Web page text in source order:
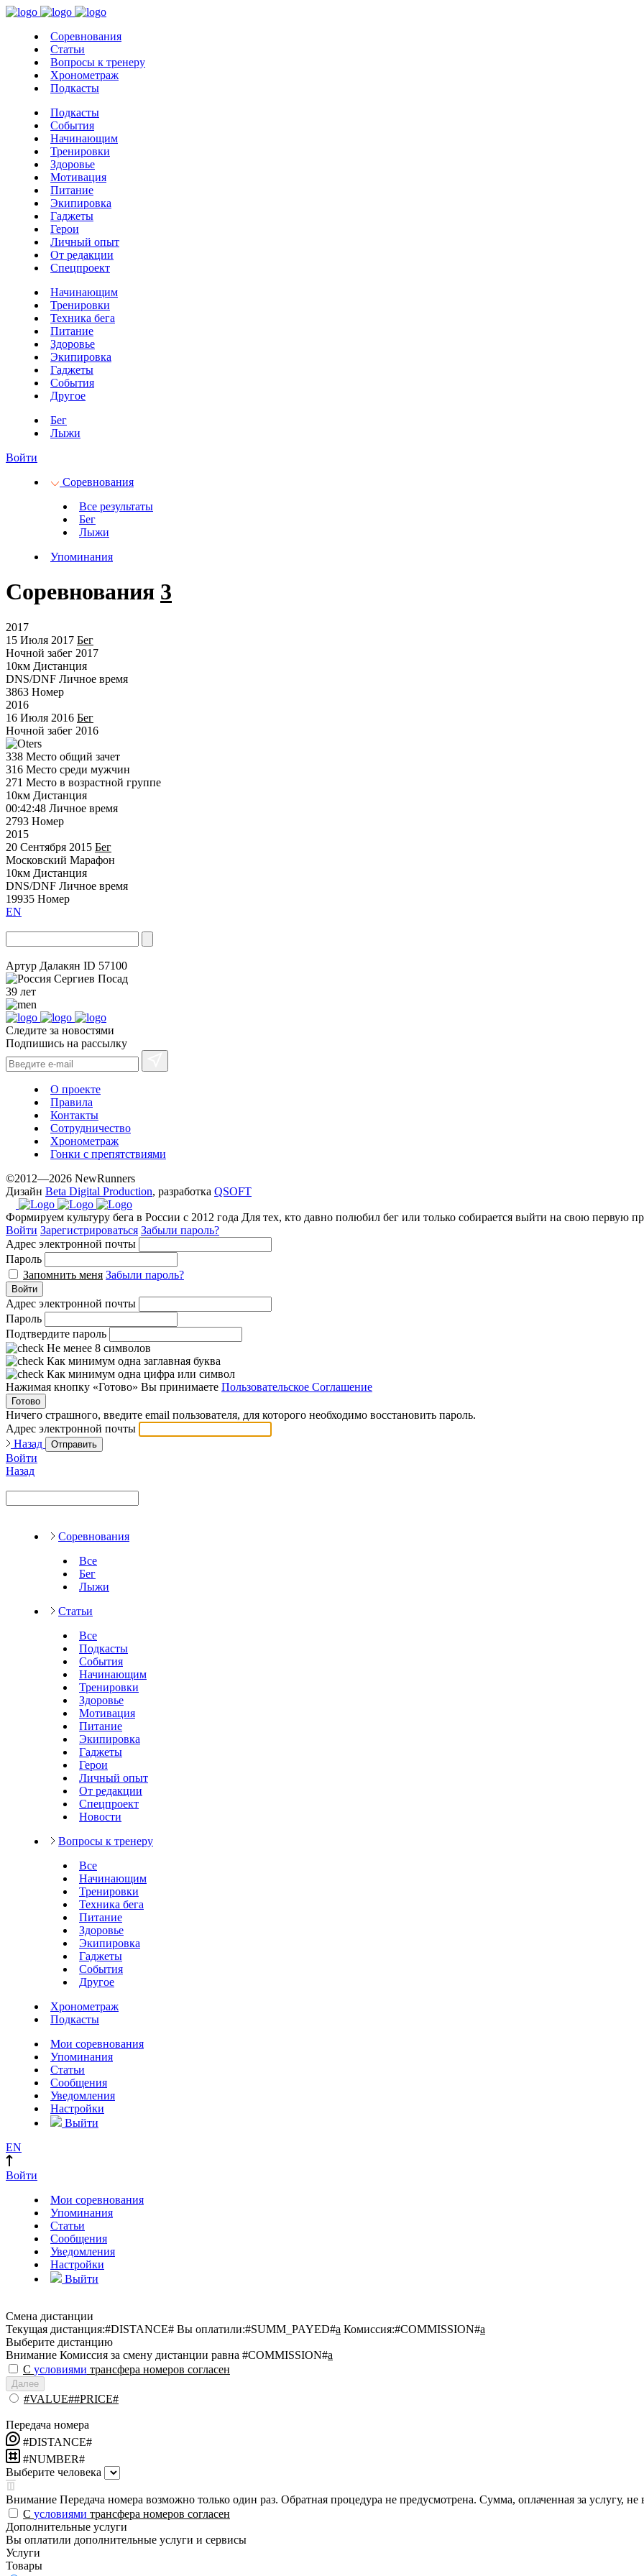
Соревнования
Статьи
Вопросы к тренеру
Хронометраж
Подкасты
Подкасты
События
Начинающим
Тренировки
Здоровье
Мотивация
Питание
Экипировка
Гаджеты
Герои
Личный опыт
От редакции
Спецпроект
Начинающим
Тренировки
Техника бега
Питание
Здоровье
Экипировка
Гаджеты
События
Другое
Бег
Лыжи
Войти
Соревнования
Все результаты
Бег
Лыжи
Упоминания
Соревнования 3
2017
15 Июля 2017 Бег
Ночной забег 2017
10км Дистанция
DNS/DNF Личное время
3863 Номер
2016
16 Июля 2016 Бег
Ночной забег 2016
338 Место общий зачет
316 Место среди мужчин
271 Место в возрастной группе
10км Дистанция
00:42:48 Личное время
2793 Номер
2015
20 Сентября 2015 Бег
Московский Марафон
10км Дистанция
DNS/DNF Личное время
19935 Номер
EN
Артур Далакян ID 57100
Сергиев Посад
39 лет
Следите за новостями
Подпишись на рассылку
О проекте
Правила
Контакты
Сотрудничество
Хронометраж
Гонки с препятствиями
©2012—2026 NewRunners
Дизайн Beta Digital Production, разработка QSOFT
Формируем культуру бега в России с 2012 года Для тех, кто давно полюбил бег или только собирается выйти на свою первую
Войти Зарегистрироваться Забыли пароль?
Адрес электронной почты
Пароль
Запомнить меня Забыли пароль?
Войти
Адрес электронной почты
Пароль
Подтвердите пароль
Не менее 8 символов
Как минимум одна заглавная буква
Как минимум одна цифра или символ
Нажимая кнопку «Готово» Вы принимаете Пользовательское Соглашение
Готово
Ничего страшного, введите email пользователя, для которого необходимо восстановить пароль.
Адрес электронной почты
Назад
Отправить
Войти
Назад
Соревнования
Все
Бег
Лыжи
Статьи
Все
Подкасты
События
Начинающим
Тренировки
Здоровье
Мотивация
Питание
Экипировка
Гаджеты
Герои
Личный опыт
От редакции
Спецпроект
Новости
Вопросы к тренеру
Все
Начинающим
Тренировки
Техника бега
Питание
Здоровье
Экипировка
Гаджеты
События
Другое
Хронометраж
Подкасты
Мои соревнования
Упоминания
Статьи
Сообщения
Уведомления
Настройки
Выйти
EN
Войти
Мои соревнования
Упоминания
Статьи
Сообщения
Уведомления
Настройки
Выйти
Смена дистанции
Текущая дистанция:#DISTANCE# Вы оплатили:#SUMM_PAYED#a Комиссия:#COMMISSION#a
Выберите дистанцию
Внимание Комиссия за смену дистанции равна #COMMISSION#a
С условиями трансфера номеров согласен
Далее
#VALUE##PRICE#
Передача номера
#DISTANCE#
#NUMBER#
Выберите человека
Внимание Передача номера возможно только один раз. Обратная процедура не предусмотрена. Сумма, оплаченная за услугу, не
С условиями трансфера номеров согласен
Дополнительные услуги
Вы оплатили дополнительные услуги и сервисы
Услуги
Товары